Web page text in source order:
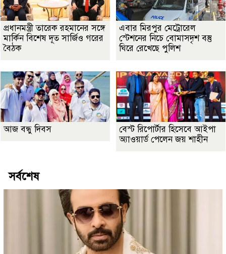
প্রধানমন্ত্রী তারেক রহমানের সঙ্গে
মার্কিন বিশেষ দূত সার্জিও গরের
বৈঠক
এবার মিরপুর মেট্রোরেল
স্টেশনের নিচে বোমাসদৃশ বস্তু
ঘিরে রেখেছে পুলিশ
আজ বন্ধু দিবস
বেস্ট রিপোর্টার হিসেবে আইপা
অ্যাওয়ার্ড পেলেন জয় শাহীন
সর্বশেষ